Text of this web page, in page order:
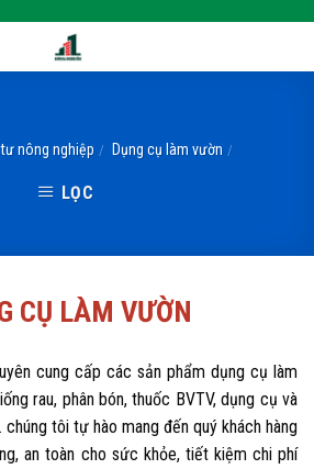
nông nghiệp / Dụng cụ làm vườn /
LỌC
CỤ LÀM VƯỜN
cung cấp các sản phẩm dụng cụ làm
rau, phân bón, thuốc BVTV, dụng cụ và
chúng tôi tự hào mang đến quý khách hàng
an toàn cho sức khỏe, tiết kiệm chi phí